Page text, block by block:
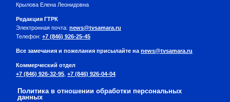
Крылова Елена Леонидовна
Редакция ГТРК
Электронная почта: news@tvsamara.ru
Телефон: +7 (846) 926-25-45
Все замечания и пожелания присылайте на news@tvsamara.ru
Коммерческий отдел
+7 (846) 926-32-95 +7 (846) 926-04-04
Политика в отношении обработки персональных
данных